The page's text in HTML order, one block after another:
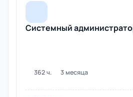
Системный
362 ч. 3 месяца